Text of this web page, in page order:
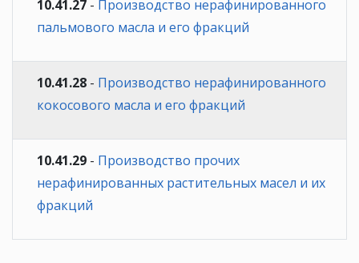
10.41.27 - Производство нерафинированного
пальмового масла и его фракций
10.41.28 - Производство нерафинированного
кокосового масла и его фракций
10.41.29 - Производство прочих
нерафинированных растительных масел и их
фракций